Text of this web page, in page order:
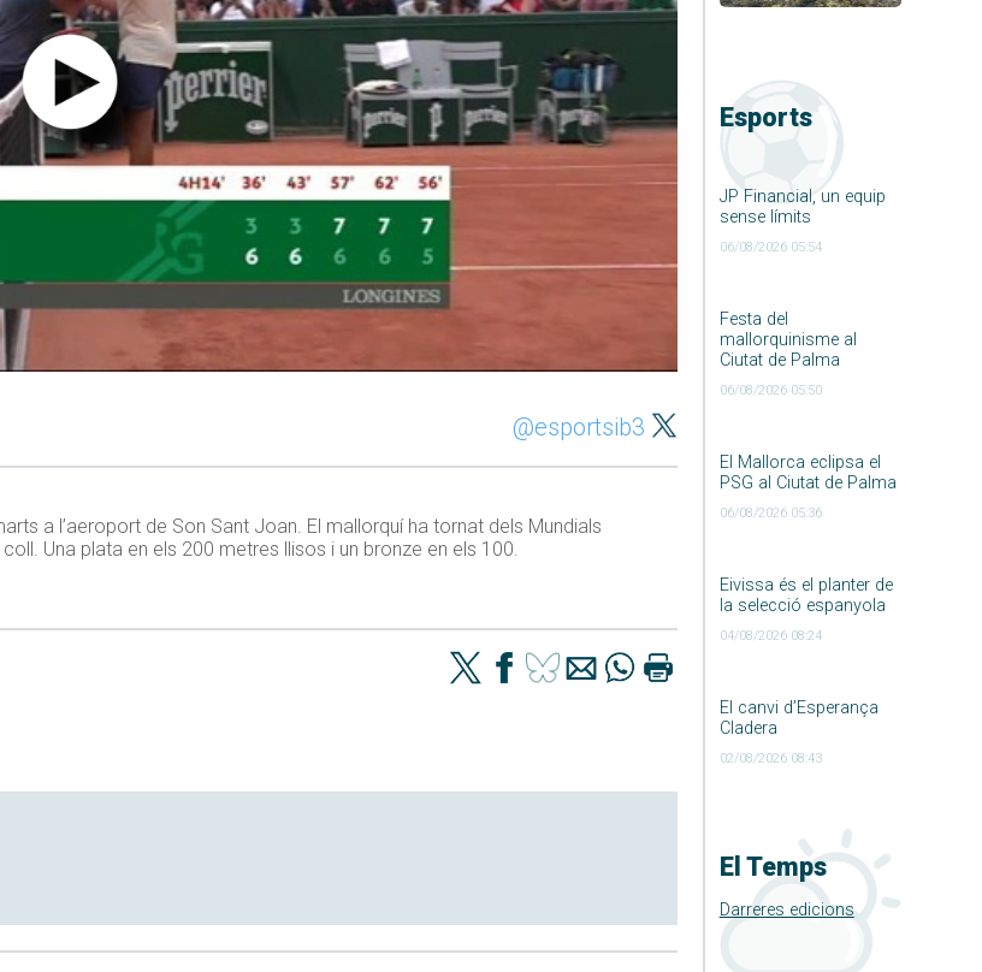
Esports
JP Financial, un equip
sense límits
06/08/2026 05:54
Festa del
mallorquinisme al
Ciutat de Palma
06/08/2026 05:50
El Mallorca eclipsa el
PSG al Ciutat de Palma
06/08/2026 05:36
Eivissa és el planter de
la selecció espanyola
04/08/2026 08:24
El canvi d’Esperança
Cladera
02/08/2026 08:43
El Temps
Darreres edicions
@esportsib3
a l’aeroport de Son Sant Joan. El mallorquí ha tornat dels Mundials
Una plata en els 200 metres llisos i un bronze en els 100.